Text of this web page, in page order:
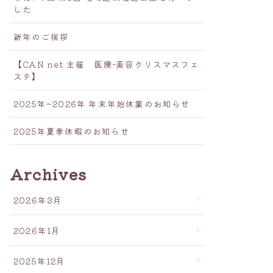
した
新年のご挨拶
【CAN net 主催 医療•美容クリスマスフェ
スタ】
2025年~2026年 年末年始休業のお知らせ
2025年夏季休暇のお知らせ
Archives
2026年3月
2026年1月
2025年12月